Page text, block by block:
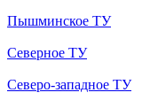
Пышминское ТУ
Северное ТУ
Северо-западное ТУ